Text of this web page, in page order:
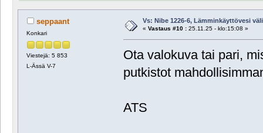
seppaant
Konkari
Viestejä: 5 853
L-Ässä V-7
Vs: Nibe 1226-6, Lämminkäyttövesi
« Vastaus #10 :25.11.25 - klo:15:08 »
Ota valokuva tai pari,
putkistot
ATS